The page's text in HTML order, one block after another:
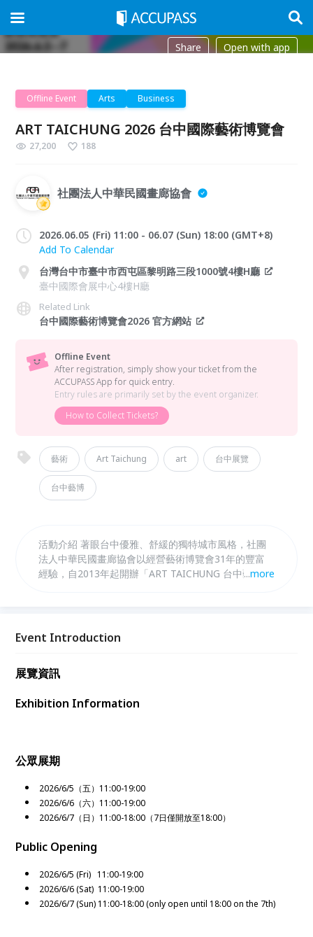
Share Open with app
Offline Event Arts Business
ART TAICHUNG 2026 台中國際藝術博覽會
27,200 188
社團法人中華民國畫廊協會
2026.06.05 (Fri) 11:00 - 06.07 (Sun) 18:00 (GMT+8)
Add To Calendar
台灣台中市臺中市西屯區黎明路三段1000號4樓H廳
臺中國際會展中心4樓H廳
Related Link
台中國際藝術博覽會2026 官方網站
Offline Event
After registration, simply show your ticket from the
ACCUPASS App for quick entry.
Entry rules are primarily set by the event organizer.
How to Collect Tickets?
藝術 Art Taichung art 台中展覽
台中藝博
活動介紹 著眼台中優雅、舒緩的獨特城市風格，社團
法人中華民國畫廊協會以經營藝術博覽會31年的豐富
經驗，自2013年起開辦「ART TAICHUNG 台中藝術博
...more
Event Introduction
展覽資訊
Exhibition Information
公眾展期
2026/6/5（五）11:00-19:00
2026/6/6（六）11:00-19:00
2026/6/7（日）11:00-18:00（7日僅開放至18:00）
Public Opening
2026/6/5 (Fri) 11:00-19:00
2026/6/6 (Sat) 11:00-19:00
2026/6/7 (Sun) 11:00-18:00 (only open until 18:00 on the 7th)